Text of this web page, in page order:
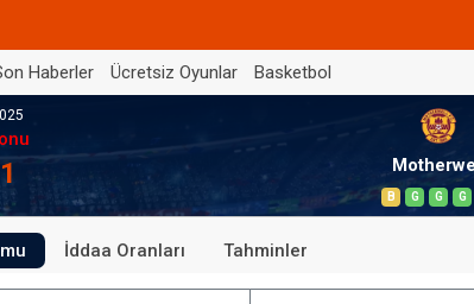
Haberler Ücretsiz Oyunlar Basketbol
B G G G
İddaa Oranları Tahminler